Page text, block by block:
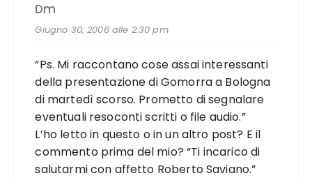
Dm
Giugno 30, 2006 alle 2:30 pm
“Ps. Mi raccontano cose assai interessanti
della presentazione di Gomorra a Bologna
di martedì scorso. Prometto di segnalare
eventuali resoconti scritti o file audio.”
L’ho letto in questo o in un altro post? E il
commento prima del mio? “Ti incarico di
salutarmi con affetto Roberto Saviano.”